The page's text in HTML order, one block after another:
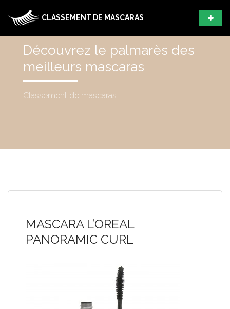
CLASSEMENT DE MASCARAS
Découvrez le palmarès des
meilleurs mascaras
Classement de mascaras
MASCARA L’OREAL
PANORAMIC CURL